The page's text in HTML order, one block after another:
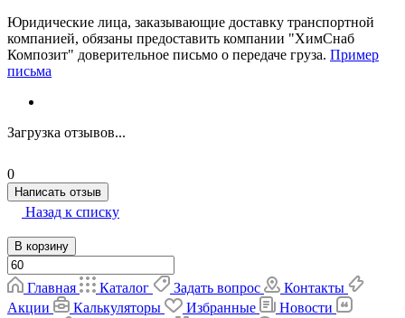
Юридические лица, заказывающие доставку транспортной
компанией, обязаны предоставить компании "ХимСнаб
Композит" доверительное письмо о передаче груза. Пример
письма
Загрузка отзывов...
0
Написать отзыв
Назад к списку
В корзину
Главная Каталог Задать вопрос
Контакты
Акции
Калькуляторы Избранные
Новости